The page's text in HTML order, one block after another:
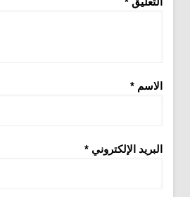
الاسم *
البريد الإلكتروني *